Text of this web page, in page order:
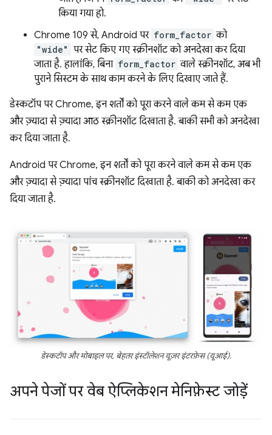
किया गया हो.
Chrome 109 से, Android पर form_factor को
"wide" पर सेट किए गए स्क्रीनशॉट को अनदेखा कर दिया
जाता है. हालांकि, बिना form_factor वाले स्क्रीनशॉट, अब भी
पुराने सिस्टम के साथ काम करने के लिए दिखाए जाते हैं.
डेस्कटॉप पर Chrome, इन शर्तों को पूरा करने वाले कम से कम एक
और ज़्यादा से ज़्यादा आठ स्क्रीनशॉट दिखाता है. बाकी सभी को अनदेखा
कर दिया जाता है.
Android पर Chrome, इन शर्तों को पूरा करने वाले कम से कम एक
और ज़्यादा से ज़्यादा पांच स्क्रीनशॉट दिखाता है. बाकी को अनदेखा कर
दिया जाता है.
डेस्कटॉप और मोबाइल पर, बेहतर इंस्टॉलेशन यूज़र इंटरफ़ेस (यूआई).
अपने पेजों पर वेब ऐप्लिकेशन मेनिफ़ेस्ट जोड़ें